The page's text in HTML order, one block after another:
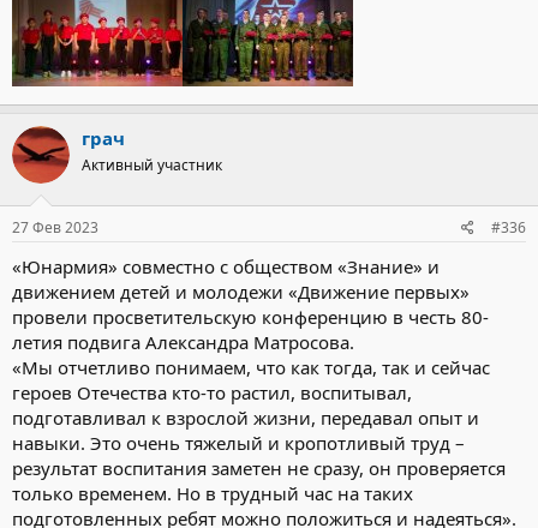
грач
Активный участник
27 Фев 2023 #336
«Юнармия» совместно с обществом «Знание» и
движением детей и молодежи «Движение первых»
провели просветительскую конференцию в честь 80-
летия подвига Александра Матросова.
«Мы отчетливо понимаем, что как тогда, так и сейчас
героев Отечества кто-то растил, воспитывал,
подготавливал к взрослой жизни, передавал опыт и
навыки. Это очень тяжелый и кропотливый труд –
результат воспитания заметен не сразу, он проверяется
только временем. Но в трудный час на таких
подготовленных ребят можно положиться и надеяться».